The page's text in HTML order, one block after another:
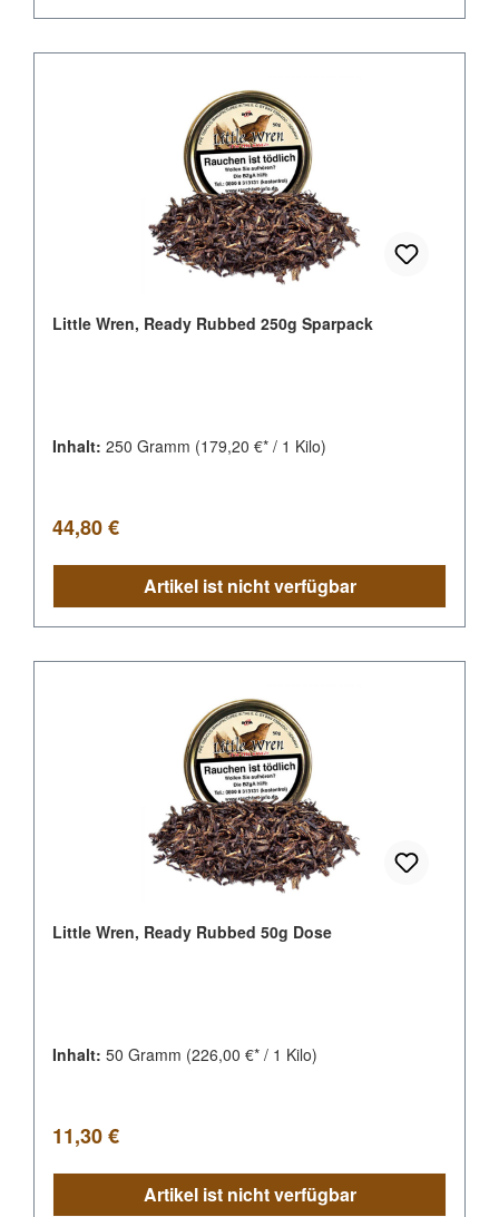
Little Wren, Ready Rubbed 250g Sparpack
Inhalt: 250 Gramm (179,20 €* / 1 Kilo)
Regulärer Preis:
44,80 €
Artikel ist nicht verfügbar
Little Wren, Ready Rubbed 50g Dose
Inhalt: 50 Gramm (226,00 €* / 1 Kilo)
Regulärer Preis:
11,30 €
Artikel ist nicht verfügbar